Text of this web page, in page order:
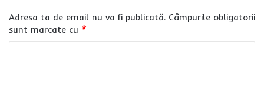
Adresa ta de email nu va fi publicată. Câmpurile obligatorii
sunt marcate cu *